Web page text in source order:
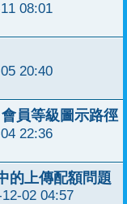
08:01
20:40
員等級圖示路徑
22:36
的上傳配額問題
02 04:57